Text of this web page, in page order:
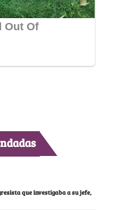
que investigaba a su jefe,